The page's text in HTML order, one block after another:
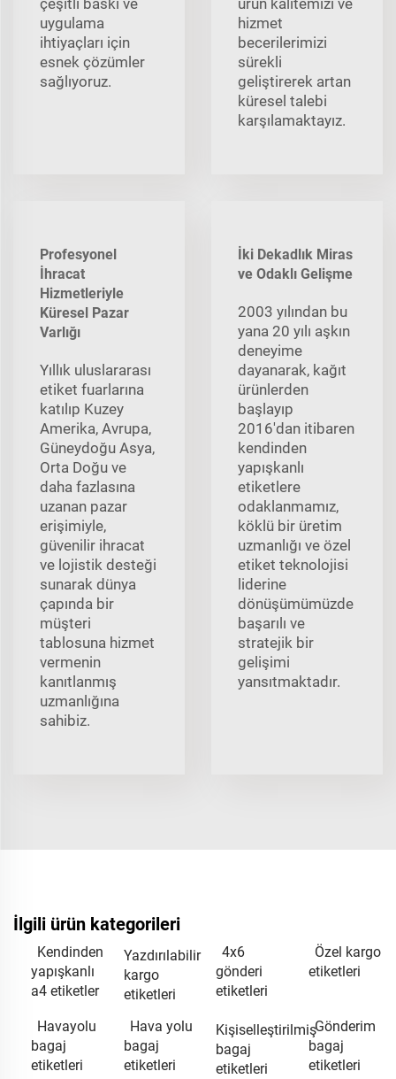
uygulama
ihtiyaçları için
esnek çözümler
sağlıyoruz.
hizmet
becerilerimizi
sürekli
geliştirerek artan
küresel talebi
karşılamaktayız.
Profesyonel
İhracat
Hizmetleriyle
Küresel Pazar
Varlığı
Yıllık uluslararası
etiket fuarlarına
katılıp Kuzey
Amerika, Avrupa,
Güneydoğu Asya,
Orta Doğu ve
daha fazlasına
uzanan pazar
erişimiyle,
güvenilir ihracat
ve lojistik desteği
sunarak dünya
çapında bir
müşteri
tablosuna hizmet
vermenin
kanıtlanmış
uzmanlığına
sahibiz.
İki Dekadlık Miras
ve Odaklı Gelişme
2003 yılından bu
yana 20 yılı aşkın
deneyime
dayanarak, kağıt
ürünlerden
başlayıp
2016'dan itibaren
kendinden
yapışkanlı
etiketlere
odaklanmamız,
köklü bir üretim
uzmanlığı ve özel
etiket teknolojisi
liderine
dönüşümümüzde
başarılı ve
stratejik bir
gelişimi
yansıtmaktadır.
İlgili ürün kategorileri
Kendinden
yapışkanlı
a4 etiketler
Yazdırılabilir
kargo
etiketleri
4x6
gönderi
etiketleri
Özel kargo
etiketleri
Havayolu
bagaj
etiketleri
Hava yolu
bagaj
etiketleri
Kişiselleştirilmiş
bagaj
etiketleri
Gönderim
bagaj
etiketleri